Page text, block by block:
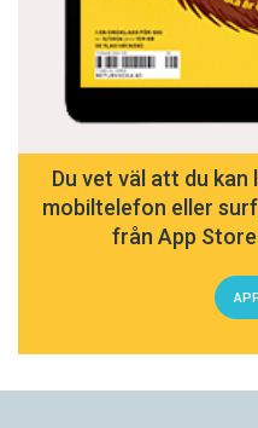
Du vet väl att du kan
mobiltelefon eller
från App